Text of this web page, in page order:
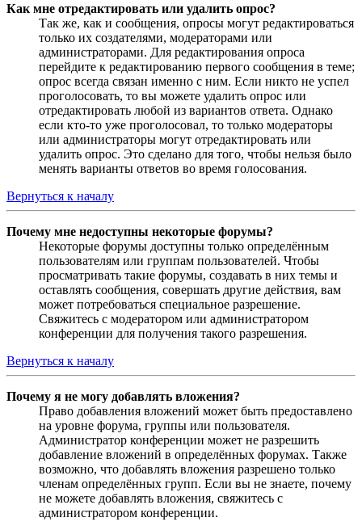
Как мне отредактировать или удалить опрос?
Так же, как и сообщения, опросы могут редактироваться
только их создателями, модераторами или
администраторами. Для редактирования опроса
перейдите к редактированию первого сообщения в теме;
опрос всегда связан именно с ним. Если никто не успел
проголосовать, то вы можете удалить опрос или
отредактировать любой из вариантов ответа. Однако
если кто-то уже проголосовал, то только модераторы
или администраторы могут отредактировать или
удалить опрос. Это сделано для того, чтобы нельзя было
менять варианты ответов во время голосования.
Вернуться к началу
Почему мне недоступны некоторые форумы?
Некоторые форумы доступны только определённым
пользователям или группам пользователей. Чтобы
просматривать такие форумы, создавать в них темы и
оставлять сообщения, совершать другие действия, вам
может потребоваться специальное разрешение.
Свяжитесь с модератором или администратором
конференции для получения такого разрешения.
Вернуться к началу
Почему я не могу добавлять вложения?
Право добавления вложений может быть предоставлено
на уровне форума, группы или пользователя.
Администратор конференции может не разрешить
добавление вложений в определённых форумах. Также
возможно, что добавлять вложения разрешено только
членам определённых групп. Если вы не знаете, почему
не можете добавлять вложения, свяжитесь с
администратором конференции.